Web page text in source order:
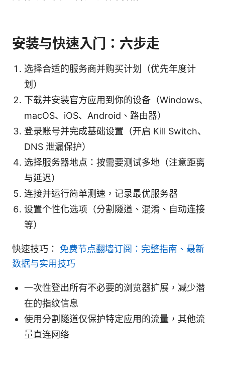
安装与快速入门：六步走
选择合适的服务商并购买计划（优先年度计
划）
下载并安装官方应用到你的设备（Windows、
macOS、iOS、Android、路由器）
登录账号并完成基础设置（开启 Kill Switch、
DNS 泄漏保护）
选择服务器地点：按需要测试多地（注意距离
与延迟）
连接并运行简单测速，记录最优服务器
设置个性化选项（分割隧道、混淆、自动连接
等）
快速技巧： 免费节点翻墙订阅：完整指南、最新
数据与实用技巧
一次性登出所有不必要的浏览器扩展，减少潜
在的指纹信息
使用分割隧道仅保护特定应用的流量，其他流
量直连网络